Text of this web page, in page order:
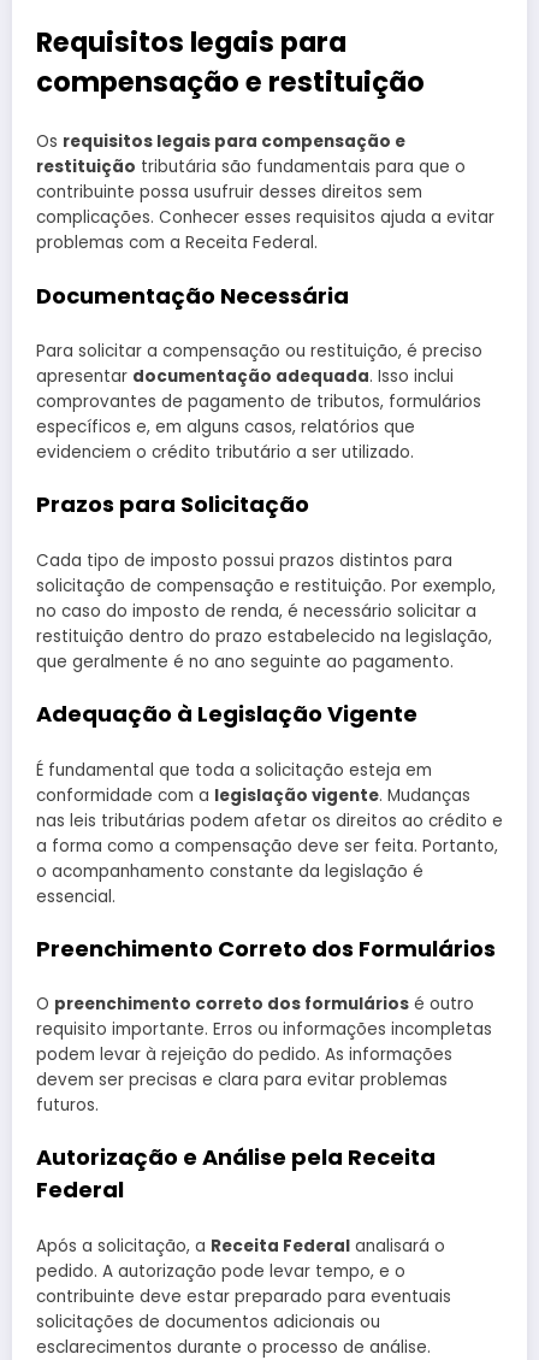
Requisitos legais para
compensação e restituição
Os requisitos legais para compensação e
restituição tributária são fundamentais para que o
contribuinte possa usufruir desses direitos sem
complicações. Conhecer esses requisitos ajuda a evitar
problemas com a Receita Federal.
Documentação Necessária
Para solicitar a compensação ou restituição, é preciso
apresentar documentação adequada. Isso inclui
comprovantes de pagamento de tributos, formulários
específicos e, em alguns casos, relatórios que
evidenciem o crédito tributário a ser utilizado.
Prazos para Solicitação
Cada tipo de imposto possui prazos distintos para
solicitação de compensação e restituição. Por exemplo,
no caso do imposto de renda, é necessário solicitar a
restituição dentro do prazo estabelecido na legislação,
que geralmente é no ano seguinte ao pagamento.
Adequação à Legislação Vigente
É fundamental que toda a solicitação esteja em
conformidade com a legislação vigente. Mudanças
nas leis tributárias podem afetar os direitos ao crédito e
a forma como a compensação deve ser feita. Portanto,
o acompanhamento constante da legislação é
essencial.
Preenchimento Correto dos Formulários
O preenchimento correto dos formulários é outro
requisito importante. Erros ou informações incompletas
podem levar à rejeição do pedido. As informações
devem ser precisas e clara para evitar problemas
futuros.
Autorização e Análise pela Receita
Federal
Após a solicitação, a Receita Federal analisará o
pedido. A autorização pode levar tempo, e o
contribuinte deve estar preparado para eventuais
solicitações de documentos adicionais ou
esclarecimentos durante o processo de análise.